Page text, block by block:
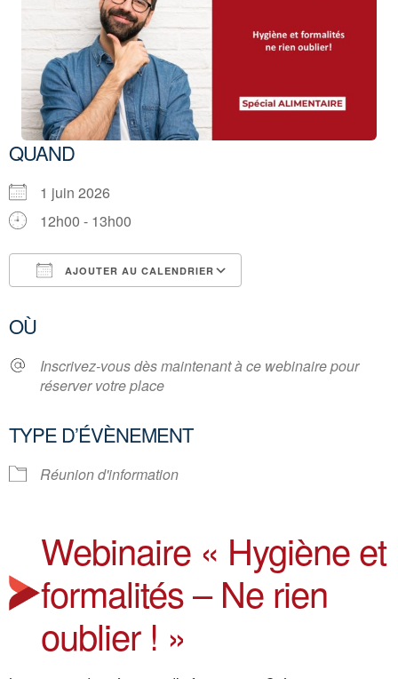
QUAND
1 juin 2026
12h00 - 13h00
AJOUTER AU CALENDRIER
OÙ
Inscrivez-vous dès maintenant à ce webinaire pour
réserver votre place
TYPE D’ÉVÈNEMENT
Réunion d'information
Webinaire « Hygiène et
formalités – Ne rien
oublier ! »